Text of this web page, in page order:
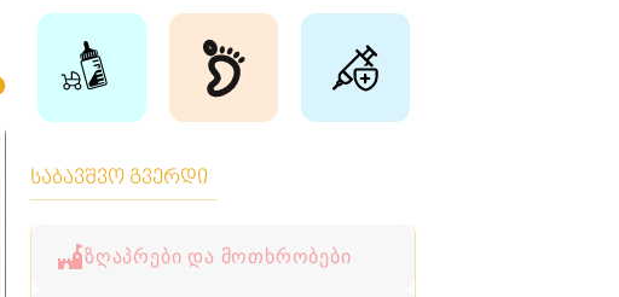
საბავშვო გვერდი
ზღაპრები და მოთხრობები